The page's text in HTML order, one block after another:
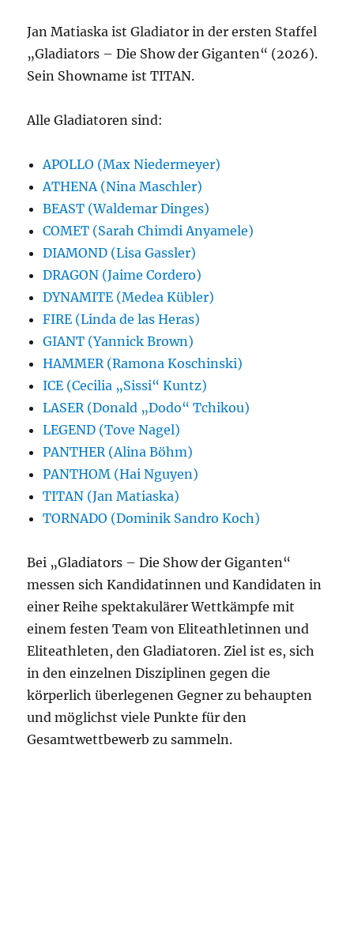
Jan Matiaska ist Gladiator in der ersten Staffel
„Gladiators – Die Show der Giganten“ (2026).
Sein Showname ist TITAN.
Alle Gladiatoren sind:
APOLLO (Max Niedermeyer)
ATHENA (Nina Maschler)
BEAST (Waldemar Dinges)
COMET (Sarah Chimdi Anyamele)
DIAMOND (Lisa Gassler)
DRAGON (Jaime Cordero)
DYNAMITE (Medea Kübler)
FIRE (Linda de las Heras)
GIANT (Yannick Brown)
HAMMER (Ramona Koschinski)
ICE (Cecilia „Sissi“ Kuntz)
LASER (Donald „Dodo“ Tchikou)
LEGEND (Tove Nagel)
PANTHER (Alina Böhm)
PANTHOM (Hai Nguyen)
TITAN (Jan Matiaska)
TORNADO (Dominik Sandro Koch)
Bei „Gladiators – Die Show der Giganten“
messen sich Kandidatinnen und Kandidaten in
einer Reihe spektakulärer Wettkämpfe mit
einem festen Team von Eliteathletinnen und
Eliteathleten, den Gladiatoren. Ziel ist es, sich
in den einzelnen Disziplinen gegen die
körperlich überlegenen Gegner zu behaupten
und möglichst viele Punkte für den
Gesamtwettbewerb zu sammeln.